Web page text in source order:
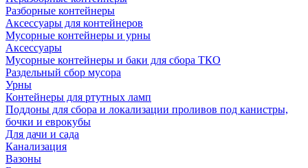
Разборные контейнеры
Аксессуары для контейнеров
Мусорные контейнеры и урны
Аксессуары
Мусорные контейнеры и баки для сбора ТКО
Раздельный сбор мусора
Урны
Контейнеры для ртутных ламп
Поддоны для сбора и локализации проливов под канистры,
бочки и еврокубы
Для дачи и сада
Канализация
Вазоны